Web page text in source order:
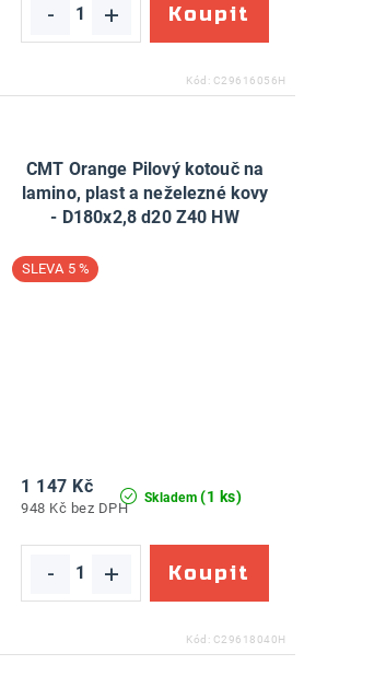
Kód: C29616056H
CMT Orange Pilový kotouč na
lamino, plast a neželezné kovy
- D180x2,8 d20 Z40 HW
5 %
Skladem (1 ks)
948 Kč bez DPH
1 147 Kč
Kód: C29618040H